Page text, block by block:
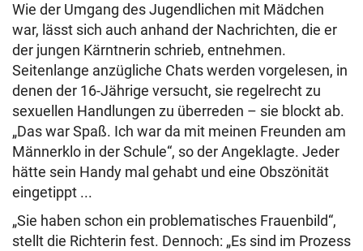
Wie der Umgang des Jugendlichen mit Mädchen
war, lässt sich auch anhand der Nachrichten, die er
der jungen Kärntnerin schrieb, entnehmen.
Seitenlange anzügliche Chats werden vorgelesen, in
denen der 16-Jährige versucht, sie regelrecht zu
sexuellen Handlungen zu überreden – sie blockt ab.
„Das war Spaß. Ich war da mit meinen Freunden am
Männerklo in der Schule“, so der Angeklagte. Jeder
hätte sein Handy mal gehabt und eine Obszönität
eingetippt ...
„Sie haben schon ein problematisches Frauenbild“,
stellt die Richterin fest. Dennoch: „Es sind im Prozess